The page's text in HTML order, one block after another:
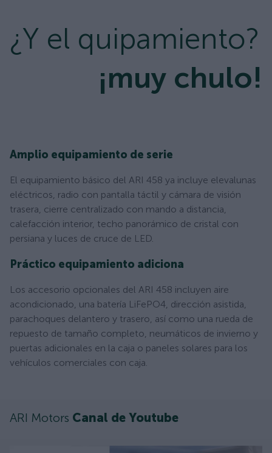
¿Y el quipamiento?
¡muy chulo!
Amplio equipamiento de serie
El equipamiento básico del ARI 458 ya incluye elevalunas
eléctricos, radio con pantalla táctil y cámara de visión
trasera, cierre centralizado con mando a distancia,
calefacción interior, techo panorámico de cristal con
persiana y luces de cruce de LED.
Práctico equipamiento adiciona
Los accesorio opcionales del ARI 458 incluyen aire
acondicionado, una batería LiFePO4, dirección asistida,
parachoques delantero y trasero, así como una rueda de
repuesto de tamaño completo, neumáticos de invierno y
puertas adicionales en la caja o paneles solares para los
vehículos comerciales con caja.
ARI Motors Canal de Youtube